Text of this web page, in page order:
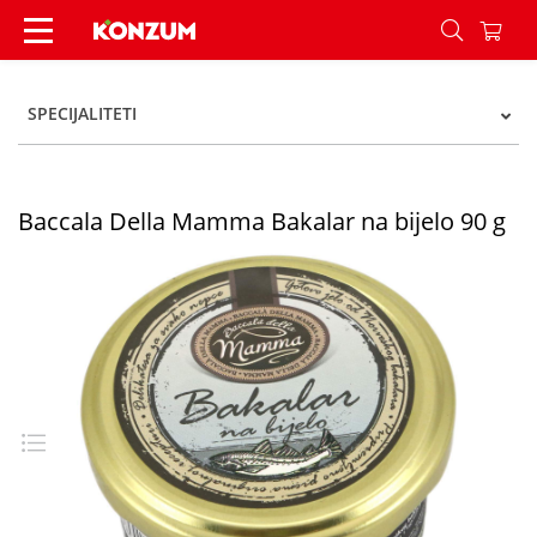
Baccala Della Mamma Bakalar na bijelo 90 g -
SPECIJALITETI
Baccala Della Mamma Bakalar na bijelo 90 g